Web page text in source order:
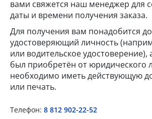
вами свяжется наш менеджер для
даты и времени получения заказа.
Для получения вам понадобится
удостоверяющий личность
или водительское удостоверение),
был приобретён от юридического
необходимо иметь действующую
или печать.
Телефон: 8 812 902-22-52